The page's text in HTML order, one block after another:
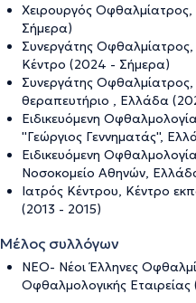
Χειρουργός Οφθαλμίατρος,
Σήμερα)
Συνεργάτης Οφθαλμίατρος,
Κέντρο (2024 - Σήμερα)
Συνεργάτης Οφθαλμίατρος,
θεραπευτήριο , Ελλάδα
Ειδικευόμενη
''Γεώργιος Γεννηματάς'',
Ειδικευόμενη
Νοσοκομείο Αθηνών,
Ιατρός Κέντρου, Κέντρο
(2013 - 2015)
Μέλος συλλόγων
ΝΕΟ- Νέοι Έλληνες
Οφθαλμολογικής